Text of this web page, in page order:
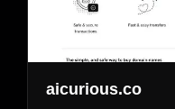
aicurious.co